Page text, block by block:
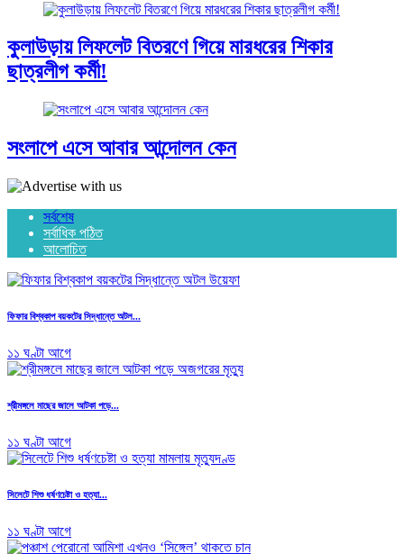
কুলাউড়ায় লিফলেট বিতরণে গিয়ে মারধরের শিকার
ছাত্রলীগ কর্মী!
সংলাপে এসে আবার আন্দোলন কেন
সর্বশেষ
সর্বাধিক পঠিত
আলোচিত
ফিফার বিশ্বকাপ বয়কটের সিদ্ধান্তে অটল...
১১ ঘণ্টা আগে
শ্রীমঙ্গলে মাছের জালে আটকা পড়ে...
১১ ঘণ্টা আগে
সিলেটে শিশু ধর্ষণচেষ্টা ও হত্যা...
১১ ঘণ্টা আগে